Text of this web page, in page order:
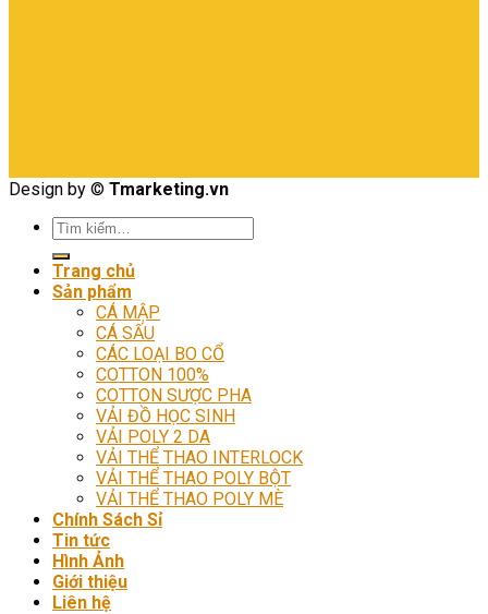
Design by © Tmarketing.vn
Tìm
kiếm:
Trang chủ
Sản phẩm
CÁ MẬP
CÁ SẤU
CÁC LOẠI BO CỔ
COTTON 100%
COTTON SƯỢC PHA
VẢI ĐỒ HỌC SINH
VẢI POLY 2 DA
VẢI THỂ THAO INTERLOCK
VẢI THỂ THAO POLY BỘT
VẢI THỂ THAO POLY MÈ
Chính Sách Sỉ
Tin tức
Hình Ảnh
Giới thiệu
Liên hệ